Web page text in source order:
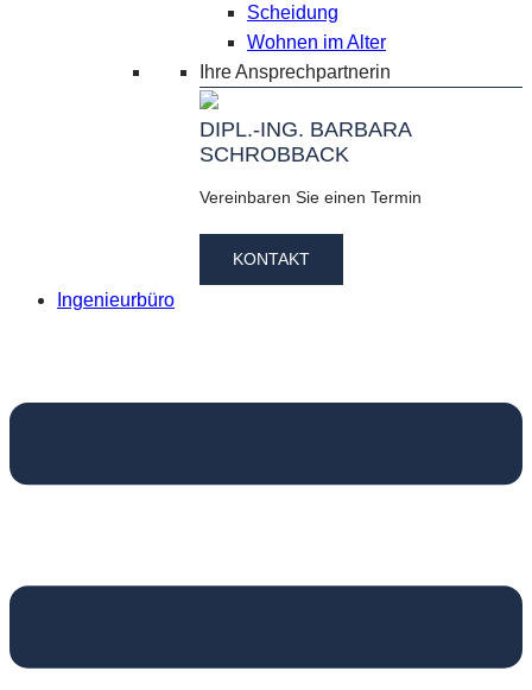
Scheidung
Wohnen im Alter
Ihre Ansprechpartnerin
DIPL.-ING. BARBARA
SCHROBBACK
Vereinbaren Sie einen Termin
KONTAKT
Ingenieurbüro